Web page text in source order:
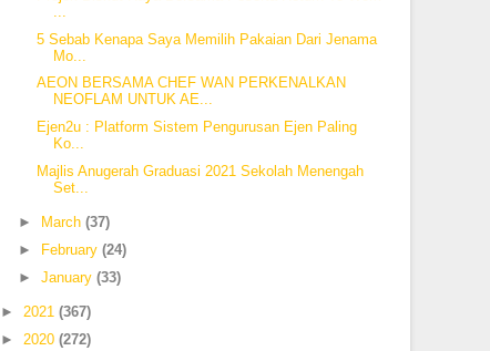
5 Sebab Kenapa Saya Memilih Pakaian Dari Jenama
Mo...
AEON BERSAMA CHEF WAN PERKENALKAN
NEOFLAM UNTUK AE...
Ejen2u : Platform Sistem Pengurusan Ejen Paling
Ko...
Majlis Anugerah Graduasi 2021 Sekolah Menengah
Set...
► March (37)
►
February (24)
► January (33)
► 2021(367)
► 2020(272)